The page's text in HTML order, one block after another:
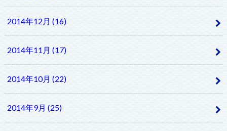
2014年12月 (16)
2014年11月 (17)
2014年10月 (22)
2014年9月 (25)